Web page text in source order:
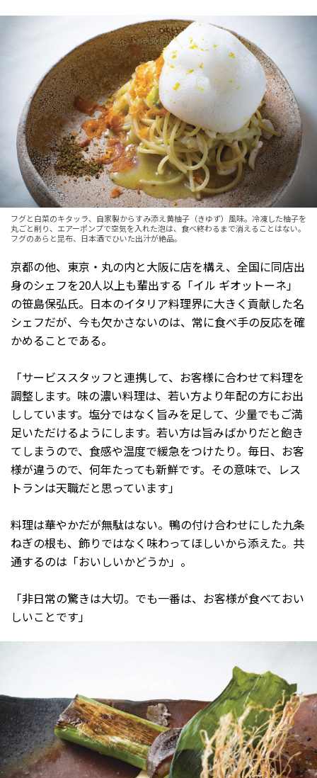
フグと白菜のキタッラ、自家製からすみ添え黄柚子（きゆず）風味。冷凍した柚子を
丸ごと削り、エアーポンプで空気を入れた泡は、食べ終わるまで消えることはない。
フグのあらと昆布、日本酒でひいた出汁が絶品。
京都の他、東京・丸の内と大阪に店を構え、全国に同店出
身のシェフを20人以上も輩出する「イル ギオットーネ」
の笹島保弘氏。日本のイタリア料理界に大きく貢献した名
シェフだが、今も欠かさないのは、常に食べ手の反応を確
かめることである。
「サービススタッフと連携して、お客様に合わせて料理を
調整します。味の濃い料理は、若い方より年配の方にお出
ししています。塩分ではなく旨みを足して、少量でもご満
足いただけるようにします。若い方は旨みばかりだと飽き
てしまうので、食感や温度で緩急をつけたり。毎日、お客
様が違うので、何年たっても新鮮です。その意味で、レス
トランは天職だと思っています」
料理は華やかだが無駄はない。鴨の付け合わせにした九条
ねぎの根も、飾りではなく味わってほしいから添えた。共
通するのは「おいしいかどうか」。
「非日常の驚きは大切。でも一番は、お客様が食べておい
しいことです」